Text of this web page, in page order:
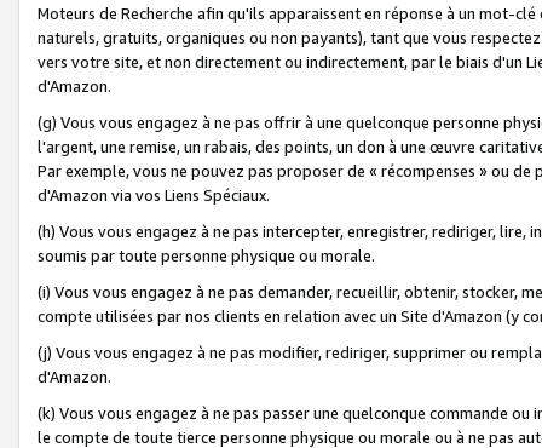
Moteurs de Recherche afin qu'ils apparaissent en réponse à un mot-
naturels, gratuits, organiques ou non payants), tant que vous
vers votre site, et non directement ou indirectement, par le biais d'un
d'Amazon.
(g) Vous vous engagez à ne pas offrir à une quelconque personne
l'argent, une remise, un rabais, des points, un don à une œuvre
Par exemple, vous ne pouvez pas proposer de « récompenses » ou
d'Amazon via vos Liens Spéciaux.
(h) Vous vous engagez à ne pas intercepter, enregistrer, rediriger,
soumis par toute personne physique ou morale.
(i) Vous vous engagez à ne pas demander, recueillir, obtenir, stocker,
compte utilisées par nos clients en relation avec un Site d'Amazon (y
(j) Vous vous engagez à ne pas modifier, rediriger, supprimer ou
d'Amazon.
(k) Vous vous engagez à ne pas passer une quelconque commande
le compte de toute tierce personne physique ou morale ou à ne pas